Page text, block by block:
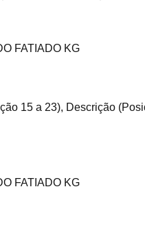
FATIADO KG
15 a 23), Descrição
FATIADO KG